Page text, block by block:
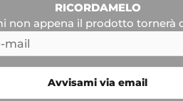
RICORDAMELO
non appena il prodotto tornerà
Avvisami via email